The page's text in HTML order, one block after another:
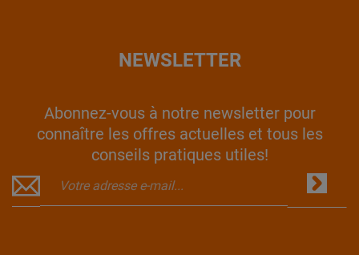
NEWSLETTER
Abonnez-vous à notre newsletter pour
connaître les offres actuelles et tous les
conseils pratiques utiles!